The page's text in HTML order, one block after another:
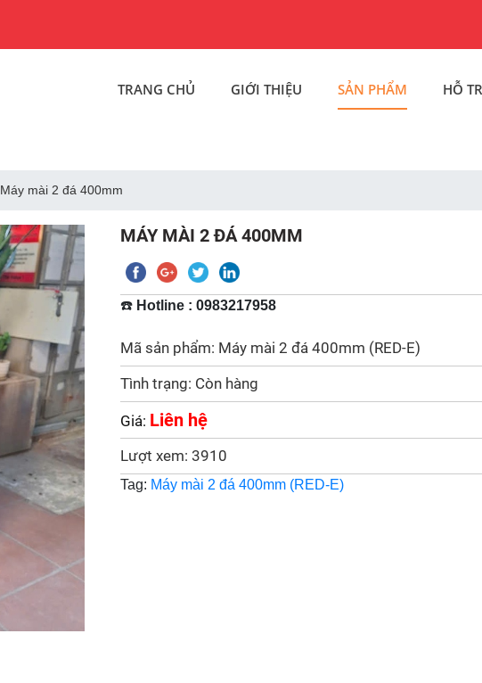
TRANG CHỦ GIỚI THIỆU SẢN PHẨM HỖ
Máy mài 2 đá 400mm
MÁY MÀI 2 ĐÁ 400MM
☎️ Hotline : 0983217958
Mã sản phẩm: Máy mài 2 đá 400mm (RED-E)
Tình trạng: Còn hàng
Giá: Liên hệ
Lượt xem: 3910
Tag: Máy mài 2 đá 400mm (RED-E)